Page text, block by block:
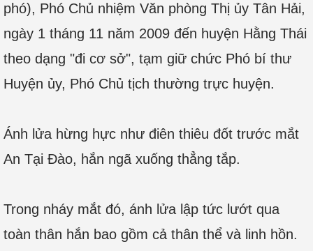
phó), Phó Chủ nhiệm Văn phòng Thị ủy Tân Hải,
ngày 1 tháng 11 năm 2009 đến huyện Hằng Thái
theo dạng "đi cơ sở", tạm giữ chức Phó bí thư
Huyện ủy, Phó Chủ tịch thường trực huyện.
Ánh lửa hừng hực như điên thiêu đốt trước mắt
An Tại Đào, hắn ngã xuống thẳng tắp.
Trong nháy mắt đó, ánh lửa lập tức lướt qua
toàn thân hắn bao gồm cả thân thể và linh hồn.